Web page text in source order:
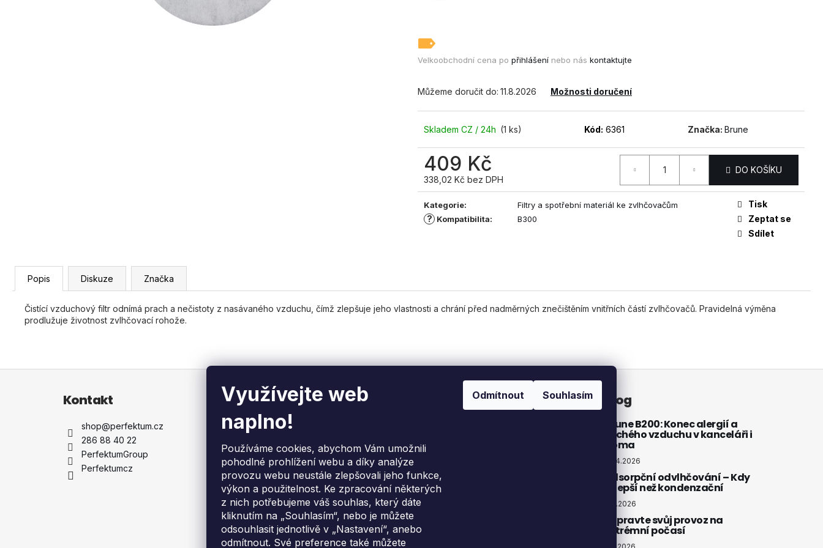
Využívejte web
naplno!
Používáme cookies, abychom Vám umožnili
pohodlné prohlížení webu a díky analýze
provozu webu neustále zlepšovali jeho funkce,
výkon a použitelnost. Ke zpracování některých
z nich potřebujeme váš souhlas, který dáte
kliknutím na „Souhlasím“, nebo je můžete
odsouhlasit jednotlivě v „Nastavení“, anebo
odmítnout. Své preference také můžete
Odmítnout Souhlasím
Velkoobchodní cena po přihlášení nebo nás kontaktujte
Můžeme doručit do: 11.8.2026 Možnosti doručení
Skladem CZ / 24h (1 ks) Kód: 6361 Značka: Brune
409 Kč
338,02 Kč bez DPH
Měrná
cena:
DO KOŠÍKU
Kategorie: Filtry a spotřební materiál ke zvlhčovačům
? Kompatibilita: B300
Tisk
Zeptat se
Sdílet
Popis Diskuze Značka
Čistící vzduchový filtr odnímá prach a nečistoty z nasávaného vzduchu, čímž zlepšuje jeho vlastnosti a chrání před nadměrných znečištěním vnitřních částí zvlhčovačů. Pravidelná výměna
prodlužuje životnost zvlhčovací rohože.
BEZPEČNOSTNÍ SBĚRNÁ NÁDOBA
S ČIDLEM, LAK ŠEDÁ
STAVEBNÍ A PRŮMYSLOVÝ
Z
Kontakt
shop@perfektum.cz
286 88 40 22
PerfektumGroup
Perfektumcz
Informace pro vás
Doprava a platba
Garance nejlepší nabídky
Servis, náhradní díly a podpora
Vše o nákupu
Obchodní podmínky
Zpětný odběr použitého
elektrozařízení
Kontakt
Přijímáme online platby Blog
Brune B200: Konec alergií a
suchého vzduchu v kanceláři i
doma
20.4.2026
Adsorpční odvlhčování – Kdy
je lepší než kondenzační
4.3.2026
Připravte svůj provoz na
extrémní počasí